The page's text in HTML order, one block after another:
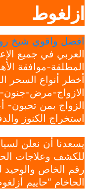
ازلغوط
افضل واقوي شيخ
العربي في جميع
المطلقة-موافقة
أخطر أنواع السحر
الازواج-مرض-
الزواج بمن
استخراج الكنوز
يسعدنا أن نعلن
للكشف وعلاجات
رقم الخاص والوحيد
الحاخام “حاييم